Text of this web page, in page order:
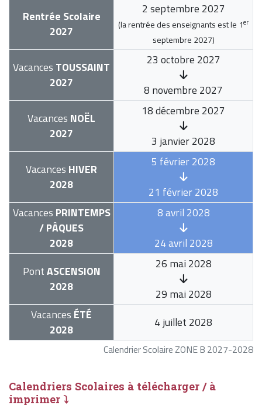
Calendrier Scolaire ZONE B 2027-2028
Rentrée Scolaire
2027
2 septembre 2027
(la rentrée des enseignants est le 1er
septembre 2027)
Vacances TOUSSAINT
2027
23 octobre 2027
8 novembre 2027
Vacances NOËL
2027
18 décembre 2027
3 janvier 2028
Vacances HIVER
2028
5 février 2028
21 février 2028
Vacances PRINTEMPS
/ PÂQUES
2028
8 avril 2028
24 avril 2028
PontASCENSION
2028
26 mai 2028
29 mai 2028
Vacances ÉTÉ
2028
4 juillet 2028
Calendriers Scolaires à télécharger / à
imprimer ⤵